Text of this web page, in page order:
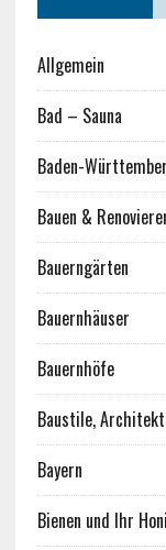
Allgemein
Bad – Sauna
Baden-
Bauen &
Bauerngärten
Bauernhäuser
Bauernhöfe
Baustile,
Bayern
Bienen und Ihr